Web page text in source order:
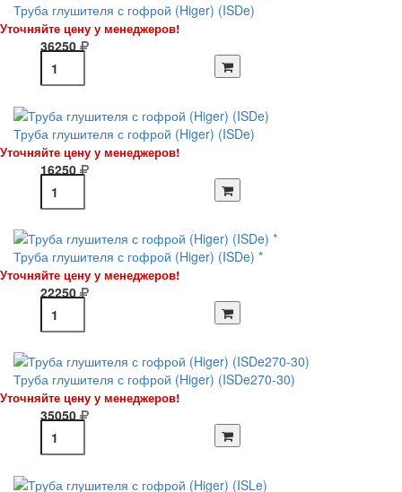
Труба глушителя с гофрой (Higer) (ISDe)
Уточняйте цену у менеджеров!
36250
Труба глушителя с гофрой (Higer) (ISDe)
Уточняйте цену у менеджеров!
16250
Труба глушителя с гофрой (Higer) (ISDe) *
Уточняйте цену у менеджеров!
22250
Труба глушителя с гофрой (Higer) (ISDe270-30)
Уточняйте цену у менеджеров!
35050